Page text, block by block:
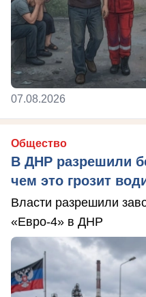
07.08.2026
Общество
В ДНР разрешили
чем это грозит
Власти разрешили
«Евро-4» в ДНР